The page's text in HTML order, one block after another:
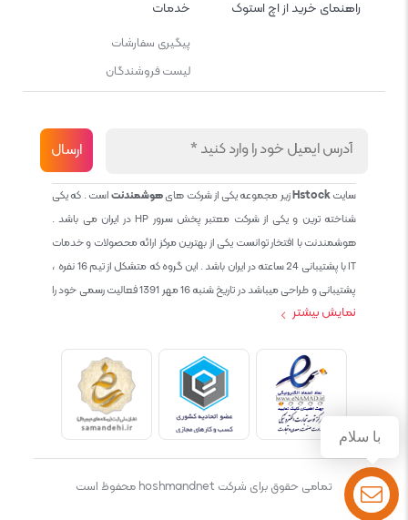
راهنمای خرید از اچ استوک خدمات
پیگیری سفارشات
لیست فروشندگان
سایتHstockزیر مجموعه یکی از شرکت هایهوشمندنتاست . که یکی
شناخته ترین و یکی از شرکت معتبر پخش سرور HP در ایران می باشد .
هوشمندنت با افتخار توانست یکی از بهترین مرکز ارائه محصولات و خدمات
IT با پشتیبانی 24 ساعته در ایران باشد . این گروه که متشکل از تیم 16 نفره ،
پشتیبانی و طراحی میباشد در تاریخ شنبه 16 مهر 1391 فعالیت رسمی خود را
بوده و هست و تمام تلاش ما خدماتی کامل و بدون عیب به تمام مشتریان
عزیز میباشد حال با توجه به در خواست مشتریان و همکاران سعی کردیم
سایتی اماده کنیم که تمام مشتریان عزیزمان با خیال راحت تمام محصولات
IT خود را خریداری کنند.
نمایش بیشتر
تمامی حقوق برای شرکت hoshmandnet محفوظ است
با سلام